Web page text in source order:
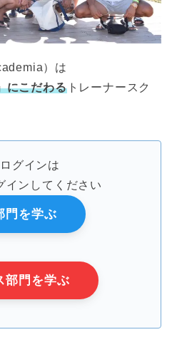
）は
にこだわるトレーナースク
グインは
インしてください
門を学ぶ
部門を学ぶ